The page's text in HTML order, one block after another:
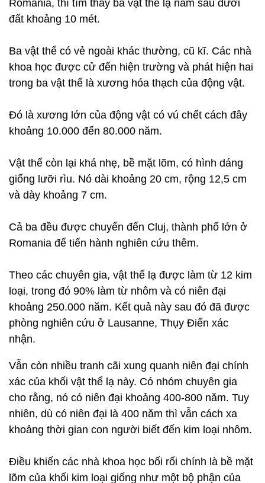
Romania, thì tìm thấy ba vật thể lạ nằm sâu dưới
đất khoảng 10 mét.
Ba vật thể có vẻ ngoài khác thường, cũ kĩ. Các nhà
khoa học được cử đến hiện trường và phát hiện hai
trong ba vật thể là xương hóa thạch của động vật.
Đó là xương lớn của động vật có vú chết cách đây
khoảng 10.000 đến 80.000 năm.
Vật thể còn lại khá nhẹ, bề mặt lõm, có hình dáng
giống lưỡi rìu. Nó dài khoảng 20 cm, rộng 12,5 cm
và dày khoảng 7 cm.
Cả ba đều được chuyển đến Cluj, thành phố lớn ở
Romania để tiến hành nghiên cứu thêm.
Theo các chuyên gia, vật thể lạ được làm từ 12 kim
loại, trong đó 90% làm từ nhôm và có niên đại
khoảng 250.000 năm. Kết quả này sau đó đã được
phòng nghiên cứu ở Lausanne, Thụy Điển xác
nhận.
Vẫn còn nhiều tranh cãi xung quanh niên đại chính
xác của khối vật thể lạ này. Có nhóm chuyên gia
cho rằng, nó có niên đại khoảng 400-800 năm. Tuy
nhiên, dù có niên đại là 400 năm thì vẫn cách xa
khoảng thời gian con người biết đến kim loại nhôm.
Điều khiến các nhà khoa học bối rối chính là bề mặt
lõm của khối kim loại giống như một bộ phận của